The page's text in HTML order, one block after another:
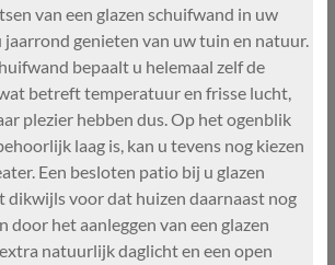
van een glazen schuifwand in uw
genieten van uw tuin en natuur.
bepaalt u helemaal zelf de
betreft temperatuur en frisse lucht,
plezier hebben dus. Op het ogenblik
laag is, kan u tevens nog kiezen
Een besloten patio bij u glazen
dikwijls voor dat huizen daarnaast nog
door het aanleggen van een glazen
natuurlijk daglicht en een open